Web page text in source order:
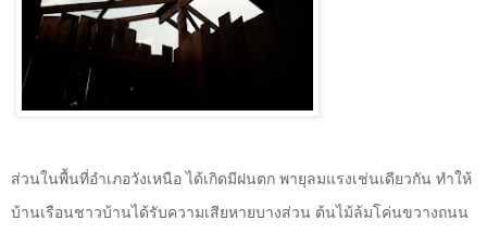
ส่วนในพื้นที่อำเภอวังเหนือ ได้เกิดมีฝนตก พายุลมแรงเช่นเดียวกัน ทำให้
บ้านเรือนชาวบ้านได้รับความเสียหายบางส่วน ต้นไม้ล้มโค่นขวางถนน